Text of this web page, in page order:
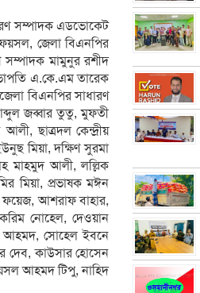
সম্পাদক এডভোকেট
জেলা বিএনপির
সম্পাদক মামুনুর রশীদ
এ.কে.এম তারেক
বিএনপির সাধারণ
জব্বার তুতু, মুফতী
ছাত্রদল কেন্দ্রীয়
মিয়া, দক্ষিণ সুরমা
মাহমুদ আলী, লল্লিক
মিয়া, প্রভাষক মঈন
ফয়েজ, আশরাফ বাহার,
নোহেল, দেওয়ান
আহমদ, সোহেল ইবনে
দেব, কাউসার হোসেন
আহমদ টিপু, নাহিদ